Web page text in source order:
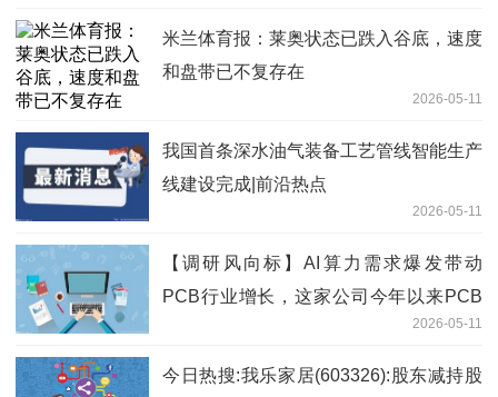
米兰体育报：莱奥状态已跌入谷底，速度
和盘带已不复存在
2026-05-11
我国首条深水油气装备工艺管线智能生产
线建设完成|前沿热点
2026-05-11
【调研风向标】AI算力需求爆发带动
PCB行业增长，这家公司今年以来PCB
2026-05-11
今日热搜:我乐家居(603326):股东减持股